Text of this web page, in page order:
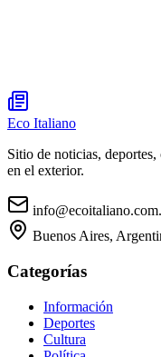
Eco Italiano
Sitio de noticias,
en el exterior.
Buenos Aires,
Categorías
Información
Deportes
Cultura